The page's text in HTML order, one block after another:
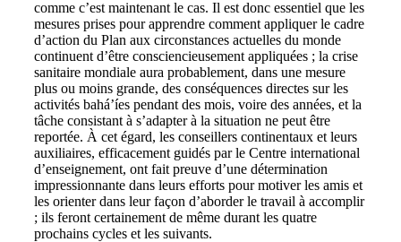
comme c’est maintenant le cas. Il est donc essentiel que les
mesures prises pour apprendre comment appliquer le cadre
d’action du Plan aux circonstances actuelles du monde
continuent d’être consciencieusement appliquées ; la crise
sanitaire mondiale aura probablement, dans une mesure
plus ou moins grande, des conséquences directes sur les
activités bahá’íes pendant des mois, voire des années, et la
tâche consistant à s’adapter à la situation ne peut être
reportée. À cet égard, les conseillers continentaux et leurs
auxiliaires, efficacement guidés par le Centre international
d’enseignement, ont fait preuve d’une détermination
impressionnante dans leurs efforts pour motiver les amis et
les orienter dans leur façon d’aborder le travail à accomplir
; ils feront certainement de même durant les quatre
prochains cycles et les suivants.